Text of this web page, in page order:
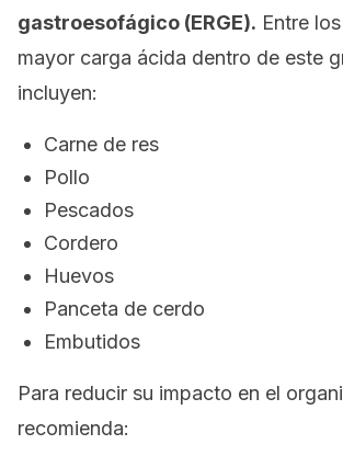
gastroesofágico (ERGE). Entre
mayor carga ácida dentro de este
incluyen:
Carne de res
Pollo
Pescados
Cordero
Huevos
Panceta de cerdo
Embutidos
Para reducir su impacto en el
recomienda: